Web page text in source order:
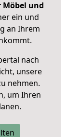
und
ein und
an Ihrem
nach
unsere
nehmen.
um Ihren